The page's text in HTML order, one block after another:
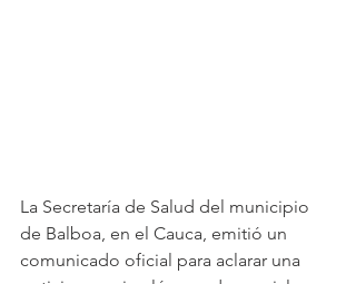
La Secretaría de Salud del municipio
de Balboa, en el Cauca, emitió un
comunicado oficial para aclarar una